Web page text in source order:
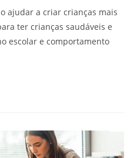
ajudar a criar crianças mais
ter crianças saudáveis e
escolar e comportamento